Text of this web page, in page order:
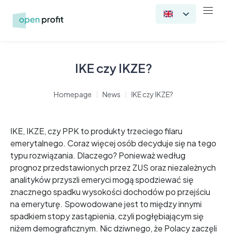
IKE czy IKZE?
Homepage News IKE czy IKZE?
IKE, IKZE, czy PPK to produkty trzeciego filaru
emerytalnego. Coraz więcej osób decyduje się na tego
typu rozwiązania. Dlaczego? Ponieważ według
prognoz przedstawionych przez ZUS oraz niezależnych
analityków przyszli emeryci mogą spodziewać się
znacznego spadku wysokości dochodów po przejściu
na emeryturę. Spowodowane jest to między innymi
spadkiem stopy zastąpienia, czyli pogłębiającym się
niżem demograficznym. Nic dziwnego, że Polacy zaczęli